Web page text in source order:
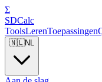
Σ
SDCalc
ToolsLerenToepassingen
🇳🇱NL